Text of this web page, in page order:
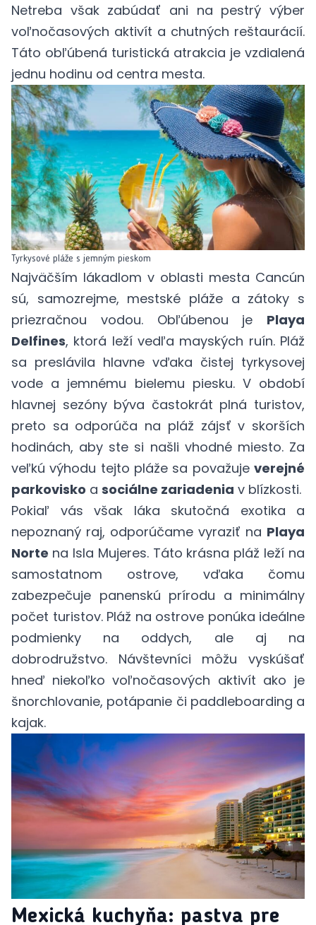
Netreba však zabúdať ani na pestrý výber
voľnočasových aktivít a chutných reštaurácií.
Táto obľúbená turistická atrakcia je vzdialená
jednu hodinu od centra mesta.
Tyrkysové pláže s jemným pieskom
Najväčším lákadlom v oblasti mesta Cancún
sú, samozrejme, mestské pláže a zátoky s
priezračnou vodou. Obľúbenou je Playa
Delfines, ktorá leží vedľa mayských ruín. Pláž
sa preslávila hlavne vďaka čistej tyrkysovej
vode a jemnému bielemu piesku. V období
hlavnej sezóny býva častokrát plná turistov,
preto sa odporúča na pláž zájsť v skorších
hodinách, aby ste si našli vhodné miesto. Za
veľkú výhodu tejto pláže sa považuje verejné
parkovisko a sociálne zariadenia v blízkosti.
Pokiaľ vás však láka skutočná exotika a
nepoznaný raj, odporúčame vyraziť na Playa
Norte na Isla Mujeres. Táto krásna pláž leží na
samostatnom ostrove, vďaka čomu
zabezpečuje panenskú prírodu a minimálny
počet turistov. Pláž na ostrove ponúka ideálne
podmienky na oddych, ale aj na
dobrodružstvo. Návštevníci môžu vyskúšať
hneď niekoľko voľnočasových aktivít ako je
šnorchlovanie, potápanie či paddleboarding a
kajak.
Mexická kuchyňa: pastva pre